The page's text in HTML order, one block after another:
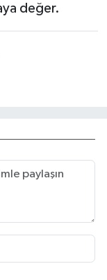
değer.